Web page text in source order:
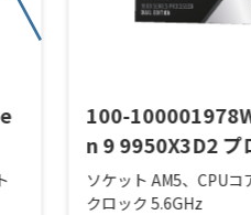
100-
n 9 9950X3D2 プ
ソケット AM5、CPU
クロック 5.6GHz